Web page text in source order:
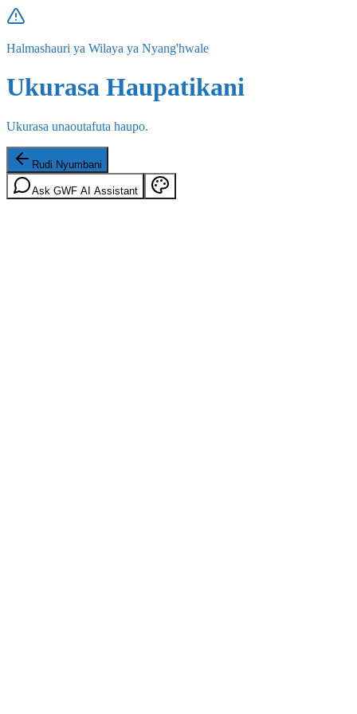
Halmashauri ya Wilaya ya Nyang'hwale
Ukurasa Haupatikani
Ukurasa unaoutafuta haupo.
Rudi Nyumbani
Ask GWF AI Assistant